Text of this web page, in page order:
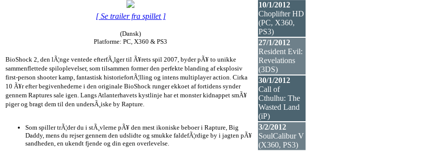
[ Se trailer fra spillet ]
(Dansk)
Platforme: PC, X360 & PS3
BioShock 2, den lÃ¦nge ventede efterfÃ¸lger til Ã¥rets spil 2007, byder pÃ¥ to unikke
sammenflettede spiloplevelser, som tilsammen former den perfekte blanding af eksplosiv
first-person shooter kamp, fantastisk historiefortÃ¦lling og intens multiplayer action. Cirka
10 Ã¥r efter begivenhederne i den originale BioShock runger ekkoet af fortidens synder
gennem Raptures sale igen. Langs Atlanterhavets kystlinje har et monster kidnappet smÃ¥
piger og bragt dem til den undersÃ¸iske by Rapture.
Som spiller trÃ¦der du i stÃ¸vlerne pÃ¥ den mest ikoniske beboer i Rapture, Big
Daddy, mens du rejser gennem den udslidte og smukke faldefÃ¦rdige by i jagten pÃ¥
sandheden, en ukendt fjende og din egen overlevelse.
10/1/2012
Choplifter HD
(PC, X360,
PS3)
27/1/2012
Resident Evil:
Revelations
(3DS)
30/1/2012
Call of
Cthulhu: The
Wasted Land
(iP)
3/2/2012
SoulCalibur V
(X360, PS3)